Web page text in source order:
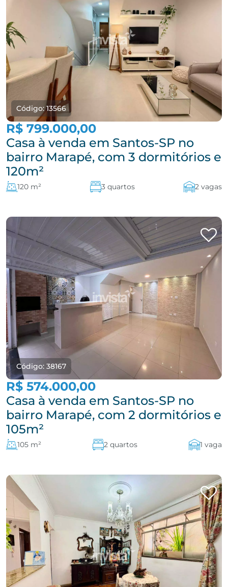
Código: 13566
R$ 799.000,00
Casa à venda em Santos-SP no
bairro Marapé, com 3 dormitórios e
120m²
120 m² 3 quartos 2 vagas
Código: 38167
R$ 574.000,00
Casa à venda em Santos-SP no
bairro Marapé, com 2 dormitórios e
105m²
105 m² 2 quartos 1 vaga